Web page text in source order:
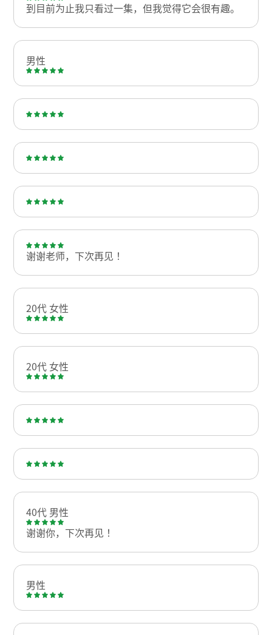
到目前为止我只看过一集，但我觉得它会很有趣。
男性
谢谢老师，下次再见！
20代 女性
20代 女性
40代 男性
谢谢你，下次再见！
男性